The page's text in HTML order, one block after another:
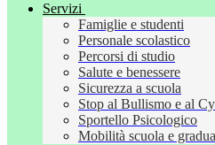
Servizi
Famiglie e studenti
Personale scolastico
Percorsi di studio
Salute e benessere
Sicurezza a scuola
Stop al Bullismo e al
Sportello Psicologico
Mobilità scuola e